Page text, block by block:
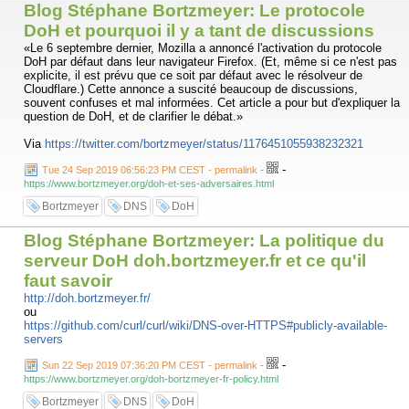
Blog Stéphane Bortzmeyer: Le protocole
DoH et pourquoi il y a tant de discussions
«Le 6 septembre dernier, Mozilla a annoncé l'activation du protocole
DoH par défaut dans leur navigateur Firefox. (Et, même si ce n'est pas
explicite, il est prévu que ce soit par défaut avec le résolveur de
Cloudflare.) Cette annonce a suscité beaucoup de discussions,
souvent confuses et mal informées. Cet article a pour but d'expliquer la
question de DoH, et de clarifier le débat.»
Via https://twitter.com/bortzmeyer/status/1176451055938232321
Tue 24 Sep 2019 06:56:23 PM CEST - permalink - -
https://www.bortzmeyer.org/doh-et-ses-adversaires.html
Bortzmeyer DNS DoH
Blog Stéphane Bortzmeyer: La politique du
serveur DoH doh.bortzmeyer.fr et ce qu'il
faut savoir
http://doh.bortzmeyer.fr/
ou
https://github.com/curl/curl/wiki/DNS-over-HTTPS#publicly-available-
servers
Sun 22 Sep 2019 07:36:20 PM CEST - permalink - -
https://www.bortzmeyer.org/doh-bortzmeyer-fr-policy.html
Bortzmeyer DNS DoH